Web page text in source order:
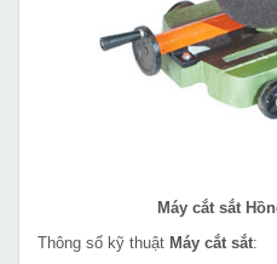
Máy cắt sắt
Thông số kỹ thuật Máy cắt sắt: